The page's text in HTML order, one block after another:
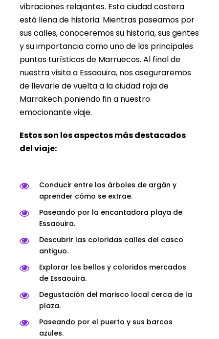
vibraciones relajantes. Esta ciudad costera
está llena de historia. Mientras paseamos por
sus calles, conoceremos su historia, sus gentes
y su importancia como uno de los principales
puntos turísticos de Marruecos. Al final de
nuestra visita a Essaouira, nos aseguraremos
de llevarle de vuelta a la ciudad roja de
Marrakech poniendo fin a nuestro
emocionante viaje.
Estos son los aspectos más destacados
del viaje:
Conducir entre los árboles de argán y
aprender cómo se extrae.
Paseando por la encantadora playa de
Essaouira.
Descubrir las coloridas calles del casco
antiguo.
Explorar los bellos y coloridos mercados
de Essaouira.
Degustación del marisco local cerca de la
plaza.
Paseando por el puerto y sus barcos
azules.